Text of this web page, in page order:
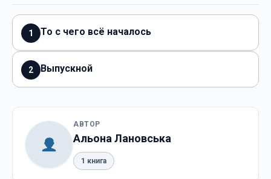
1 То с чего всё началось
2 Выпускной
АВТОР
Альона Лановська
1 книга